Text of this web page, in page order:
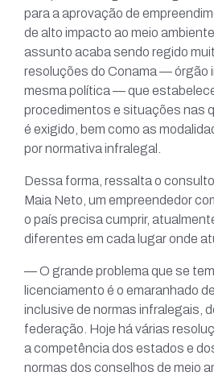
para a aprovação de
de alto impacto ao meio
assunto acaba sendo regido
resoluções do Conama — órgão
mesma política — que
procedimentos e situações nas
é exigido, bem como as
por normativa infralegal.
Dessa forma, ressalta o
Maia Neto, um empreendedor
o país precisa cumprir,
diferentes em cada lugar onde
— O grande problema que se
licenciamento é o emaranhado
inclusive de normas infralegais,
federação. Hoje há várias
a competência dos estados e
normas dos conselhos de meio